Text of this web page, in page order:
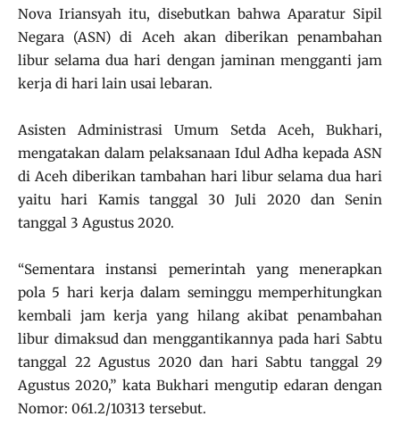
Nova Iriansyah itu, disebutkan bahwa Aparatur Sipil
Negara (ASN) di Aceh akan diberikan penambahan
libur selama dua hari dengan jaminan mengganti jam
kerja di hari lain usai lebaran.
Asisten Administrasi Umum Setda Aceh, Bukhari,
mengatakan dalam pelaksanaan Idul Adha kepada ASN
di Aceh diberikan tambahan hari libur selama dua hari
yaitu hari Kamis tanggal 30 Juli 2020 dan Senin
tanggal 3 Agustus 2020.
“Sementara instansi pemerintah yang menerapkan
pola 5 hari kerja dalam seminggu memperhitungkan
kembali jam kerja yang hilang akibat penambahan
libur dimaksud dan menggantikannya pada hari Sabtu
tanggal 22 Agustus 2020 dan hari Sabtu tanggal 29
Agustus 2020,” kata Bukhari mengutip edaran dengan
Nomor: 061.2/10313 tersebut.